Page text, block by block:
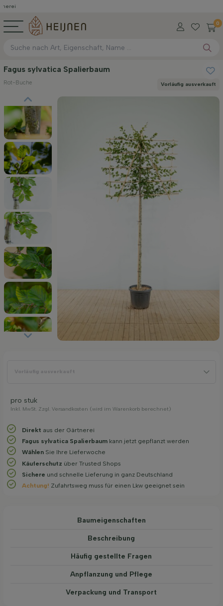
0
Fagus sylvatica Spalierbaum
Rot-Buche Vorläufig ausverkauft
pro stuk
Inkl. MwSt. Zzgl. Versandkosten (wird im Warenkorb berechnet)
Direkt aus der Gärtnerei
Fagus sylvatica Spalierbaum kann jetzt gepflanzt werden
Wählen Sie Ihre Lieferwoche
Käuferschutz über Trusted Shops
Sichere und schnelle Lieferung in ganz Deutschland
Achtung! Zufahrtsweg muss für einen Lkw geeignet sein
Baum­eigen­schaften
Beschreibung
Häufig gestellte Fragen
Anpflanzung und Pflege
Verpackung und Transport